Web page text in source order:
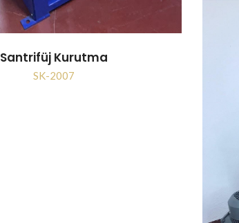
Santrifüj Kurutma
SK-2007